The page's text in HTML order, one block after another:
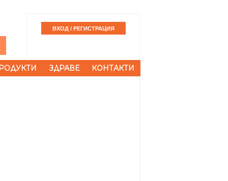
ЗДРАВЕ КОНТАКТИ